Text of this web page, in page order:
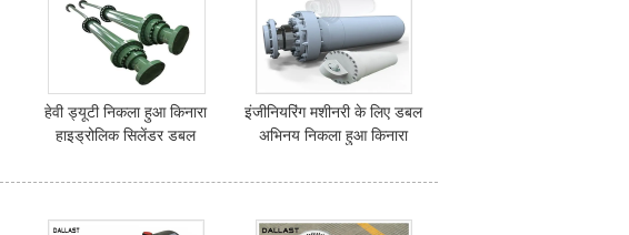
हेवी ड्यूटी निकला हुआ किनारा
हाइड्रोलिक सिलेंडर डबल
कार्रवाई
इंजीनियरिंग मशीनरी के लिए डबल
अभिनय निकला हुआ किनारा